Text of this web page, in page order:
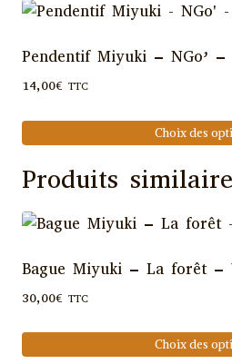
Pendentif Miyuki – NGo’
14,00€ TTC
Choix des
produit
plusieurs
Les
options
peuvent
être
Produits
Bague Miyuki – La forêt –
30,00€ TTC
Choix des